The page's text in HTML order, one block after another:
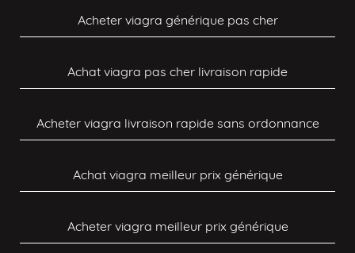
Acheter viagra générique pas cher
Achat viagra pas cher livraison rapide
Acheter viagra livraison rapide sans ordonnance
Achat viagra meilleur prix générique
Acheter viagra meilleur prix générique